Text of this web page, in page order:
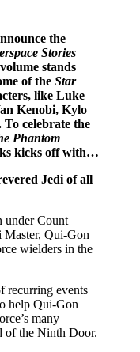
the
Stories
stands
of the Star
like Luke
Kenobi, Kylo
celebrate the
Phantom
kicks off with…
Jedi of all
under Count
Master, Qui-Gon
wielders in the
recurring events
help Qui-Gon
many
of the Ninth Door.